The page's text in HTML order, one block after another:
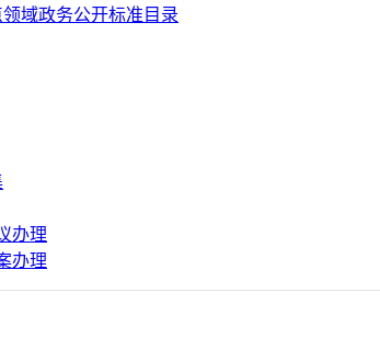
域政务公开标准目录
办理
办理